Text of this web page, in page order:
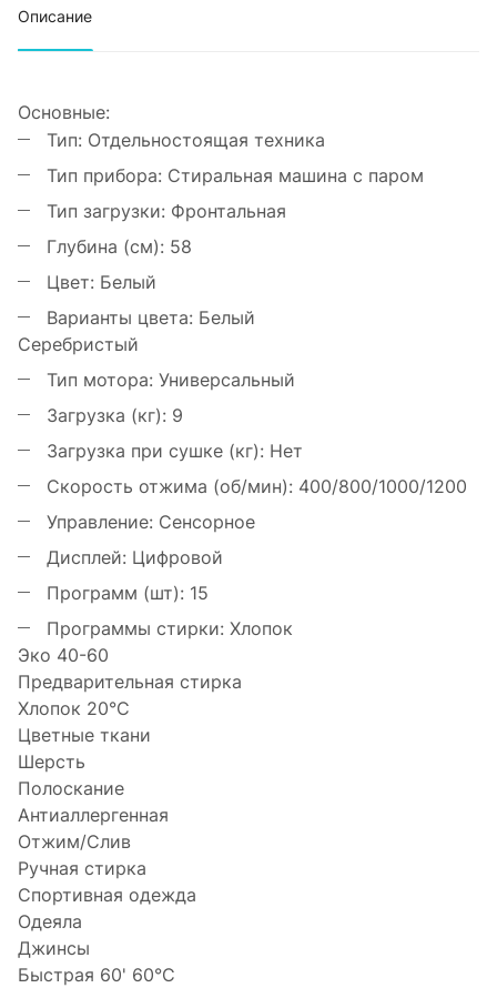
Отжим/Слив
Джинсы
Быстрая 60' 60°C
Экспресс 15'
Программы сушки:
Отложенный старт (ч):
Автоматическая блокировка дверцы:
Блокировка панели управления:
Диспенсер для жидких моющих средств:
Контроль баланса барабана: Да
Плавное открытие створок барабана:
Дополнительные особенности: Функция Steam Assist
Барабан Pearl
Защитная крышка люка
Масса прибора (кг):
Описание
Основные:
Тип: Отдельностоящая техника
Тип прибора: Стиральная машина с паром
Тип загрузки: Фронтальная
Глубина (см): 58
Цвет: Белый
Варианты цвета: Белый
Серебристый
Тип мотора: Универсальный
Загрузка (кг): 9
Загрузка при сушке (кг): Нет
Скорость отжима (об/мин): 400/800/1000/1200
Управление: Сенсорное
Дисплей: Цифровой
Программ (шт): 15
Программы стирки: Хлопок
Эко 40-60
Предварительная стирка
Хлопок 20°C
Цветные ткани
Шерсть
Полоскание
Антиаллергенная
Отжим/Слив
Ручная стирка
Спортивная одежда
Одеяла
Джинсы
Быстрая 60' 60°C